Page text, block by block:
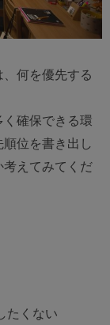
何を優先する
確保できる環
位を書き出し
考えてみてくだ
たくない